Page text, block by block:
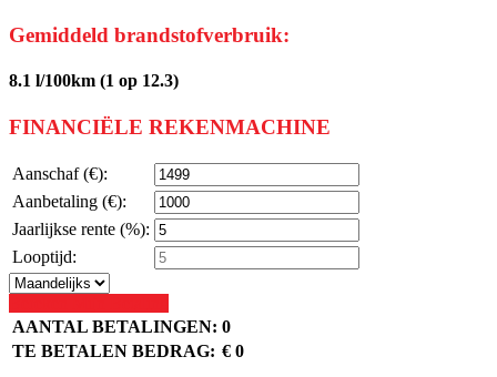
Gemiddeld brandstofverbruik:
8.1 l/100km (1 op 12.3)
FINANCIËLE REKENMACHINE
Aanschaf (€):
Aanbetaling (€):
Jaarlijkse rente (%):
Looptijd:
AANTAL BETALINGEN: 0
TE BETALEN BEDRAG: € 0